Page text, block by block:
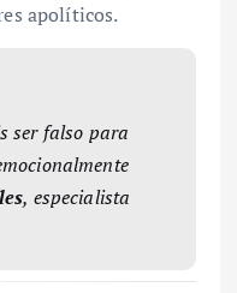
apolíticos.
ser falso para
, especialista